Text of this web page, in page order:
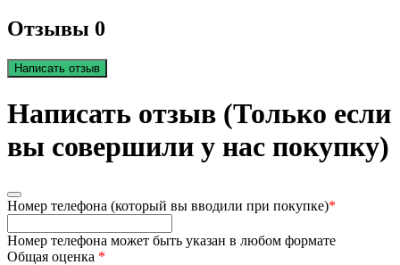
Отзывы 0
Написать отзыв
Написать отзыв (Только если
вы совершили у нас покупку)
Номер телефона (который вы вводили при покупке)*
Номер телефона может быть указан в любом формате
Общая оценка *